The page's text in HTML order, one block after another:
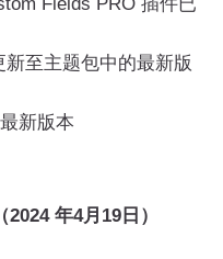
至主题包中的最新版
新版本
年4月19日）